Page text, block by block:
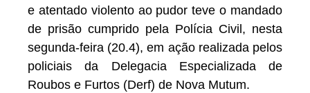
e atentado violento ao pudor teve o mandado
de prisão cumprido pela Polícia Civil, nesta
segunda-feira (20.4), em ação realizada pelos
policiais da Delegacia Especializada de
Roubos e Furtos (Derf) de Nova Mutum.